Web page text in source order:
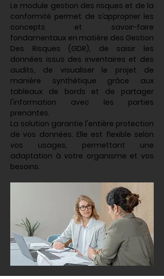
Le module gestion des risques et de la
conformité permet de s’approprier les
concepts et savoir-faire
fondamentaux en matière des Gestion
Des Risques (GDR), de saisir les
données issus des inventaires et des
audits, de visualiser le projet de
manière synthétique grâce aux
tableaux de bords et de partager
l'information avec les parties
prenantes.
La solution garantie l'entière protection
de vos données. Elle est flexible selon
vos usages, permettant une
adaptation à votre organisme et vos
besoins.